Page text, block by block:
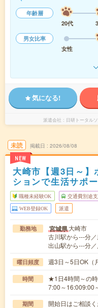
年齢層
20代
男女比率
女性
気になる!
派遣会社 日研トータル
未読
NEW
掲載日 2026/08/08
大崎市【週3日～】
ションで生活サポ
職種未経験OK 交通費別途
WEB登録OK 派遣
勤務地 宮城県大崎市
古川駅から---分
出山駅から---分
曜日頻度 週3日～5日OK
時間
★1日4時間～の
7:00～16:009:00
期間
開始日はご相談